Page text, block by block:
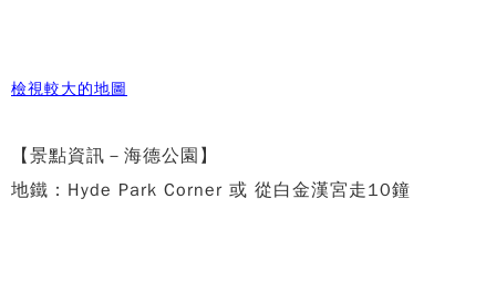
檢視較大的地圖
【景點資訊－海德公園】
地鐵：Hyde Park Corner 或 從白金漢宮走10鐘